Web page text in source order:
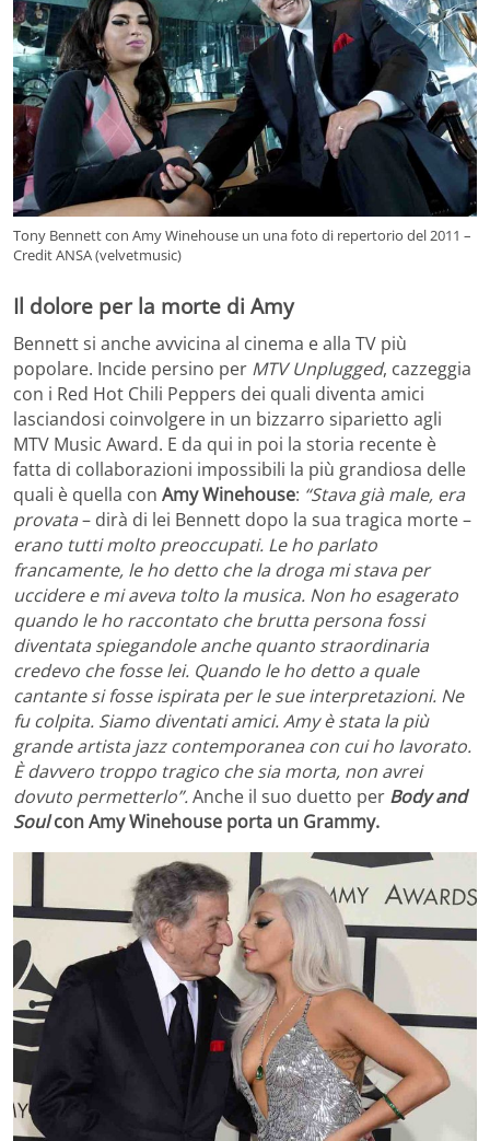
Tony Bennett con Amy Winehouse un una foto di repertorio del 2011 –
Credit ANSA (velvetmusic)
Il dolore per la morte di Amy
Bennett si anche avvicina al cinema e alla TV più
popolare. Incide persino per MTV Unplugged, cazzeggia
con i Red Hot Chili Peppers dei quali diventa amici
lasciandosi coinvolgere in un bizzarro siparietto agli
MTV Music Award. E da qui in poi la storia recente è
fatta di collaborazioni impossibili la più grandiosa delle
quali è quella con Amy Winehouse: “Stava già male, era
provata– dirà di lei Bennett dopo la sua tragica morte –
erano tutti molto preoccupati. Le ho parlato
francamente, le ho detto che la droga mi stava per
uccidere e mi aveva tolto la musica. Non ho esagerato
quando le ho raccontato che brutta persona fossi
diventata spiegandole anche quanto straordinaria
credevo che fosse lei. Quando le ho detto a quale
cantante si fosse ispirata per le sue interpretazioni. Ne
fu colpita. Siamo diventati amici. Amy è stata la più
grande artista jazz contemporanea con cui ho lavorato.
È davvero troppo tragico che sia morta, non avrei
dovuto permetterlo”.Anche il suo duetto per Body and
Soulcon Amy Winehouse porta un Grammy.